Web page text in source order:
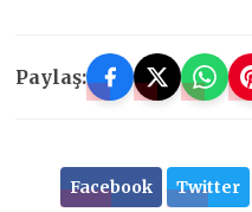
Paylaş:
Facebook Twitter